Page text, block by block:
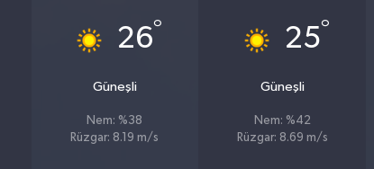
26°
Güneşli
Nem: %38
Rüzgar: 8.19 m/s
25°
Güneşli
Nem: %42
Rüzgar: 8.69 m/s